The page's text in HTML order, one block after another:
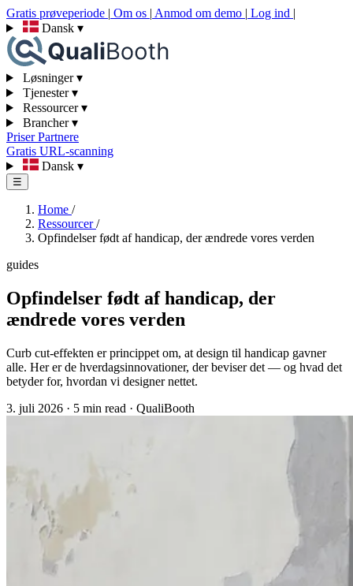
Gratis prøveperiode | Om os | Anmod om demo | Log ind |
Dansk ▾
Løsninger▾
Tjenester▾
Ressourcer▾
Brancher▾
PriserPartnere
Gratis URL-scanning
Dansk ▾
☰
Home /
Ressourcer/
Opfindelser født af handicap, der ændrede vores verden
guides
Opfindelser født af handicap, der
ændrede vores verden
Curb cut-effekten er princippet om, at design til handicap gavner
alle. Her er de hverdagsinnovationer, der beviser det — og hvad det
betyder for, hvordan vi designer nettet.
3. juli 2026 · 5 min read · QualiBooth